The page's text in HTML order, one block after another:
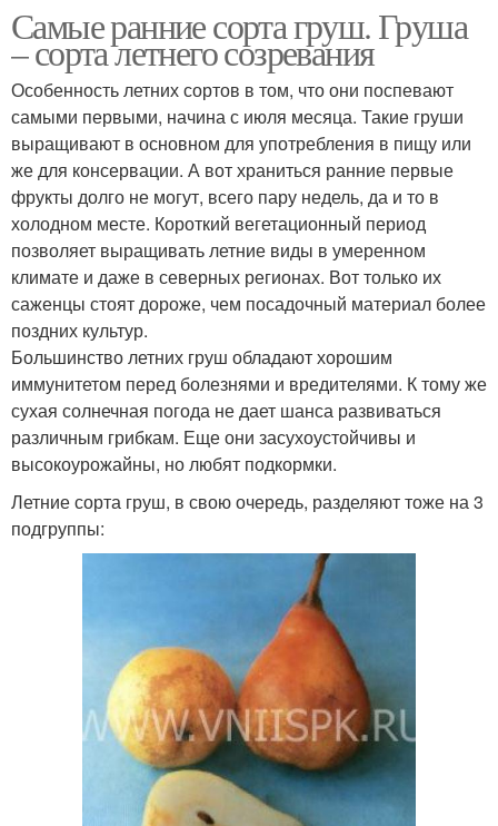
Самые ранние сорта груш. Груша
– сорта летнего созревания
Особенность летних сортов в том, что они поспевают
самыми первыми, начина с июля месяца. Такие груши
выращивают в основном для употребления в пищу или
же для консервации. А вот храниться ранние первые
фрукты долго не могут, всего пару недель, да и то в
холодном месте. Короткий вегетационный период
позволяет выращивать летние виды в умеренном
климате и даже в северных регионах. Вот только их
саженцы стоят дороже, чем посадочный материал более
поздних культур.
Большинство летних груш обладают хорошим
иммунитетом перед болезнями и вредителями. К тому же
сухая солнечная погода не дает шанса развиваться
различным грибкам. Еще они засухоустойчивы и
высокоурожайны, но любят подкормки.
Летние сорта груш, в свою очередь, разделяют тоже на 3
подгруппы: